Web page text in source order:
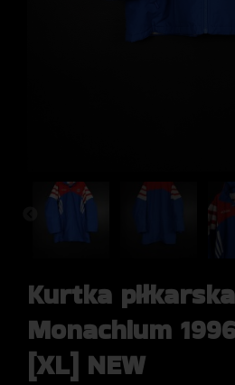
Kurtka
Monachium
[XL] NEW